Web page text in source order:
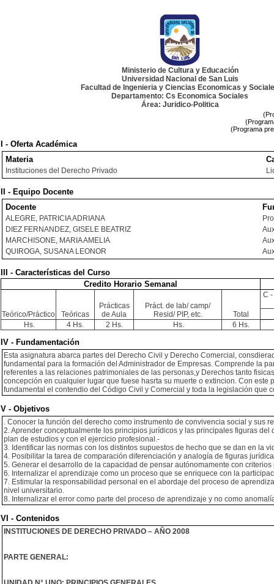
Ministerio de Cultura y Educación
Universidad Nacional de San Luis
Facultad de Ingenieria y Ciencias Economicas y
Departamento: Cs Economica Sociales
Área: Juridico-Politica
(Programa
I - Oferta Académica
Materia
Instituciones del Derecho Privado
II - Equipo Docente
Docente
ALEGRE, PATRICIA ADRIANA
DIEZ FERNANDEZ, GISELE BEATRIZ
MARCHISONE, MARIA AMELIA
QUIROGA, SUSANA LEONOR
III - Características del Curso
Credito Horario Semanal
Teórico/Práctico Teóricas
Prácticas
de Aula
Práct. de lab/ camp/
Resid/ PIP, etc.
Total
C
Hs. 4 Hs. 2 Hs. Hs. 6 Hs.
IV - Fundamentación
Esta asignatura abarca partes del Derecho Civil y Derecho Comercial,
fundamental para la formación del Administrador de Empresas. Comprende la
referentes a las relaciones patrimoniales de las personas,y Derechos tanto
concepción en cualquier lugar que fuese hasrta su muerte o extincion. Con
fundamental el contendio del Código Civil y Comercial y toda la legislación que
V - Objetivos
. Conocer la función del derecho como instrumento de convivencia social y sus
2. Aprender conceptualmente los principios jurídicos y las principales figuras
plan de estudios y con el ejercicio profesional.-
3. Identificar las normas con los distintos supuestos de hecho que se dan en la
4. Posibilitar la tarea de comparación diferenciación y analogía de figuras
5. Generar el desarrollo de la capacidad de pensar autónomamente con
6. Internalizar el aprendizaje como un proceso que se enriquece con la
7. Estimular la responsabilidad personal en el abordaje del proceso de
nivel universitario.
8. Internalizar el error como parte del proceso de aprendizaje y no como
VI - Contenidos
INSTITUCIONES DE DERECHO PRIVADO – AÑO 2008
PARTE GENERAL: